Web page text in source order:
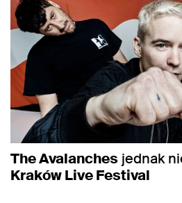
The Avalanches jednak
Kraków Live Festival